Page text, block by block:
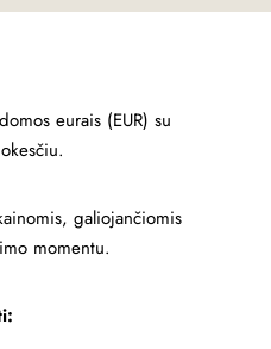
eurais (EUR) su
galiojančiomis
momentu.